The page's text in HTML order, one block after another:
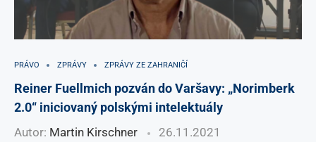
PRÁVO ZPRÁVY ZPRÁVY ZE ZAHRANIČÍ
Reiner Fuellmich pozván do Varšavy: „Norimberk
2.0“ iniciovaný polskými intelektuály
Autor: Martin Kirschner 26.11.2021